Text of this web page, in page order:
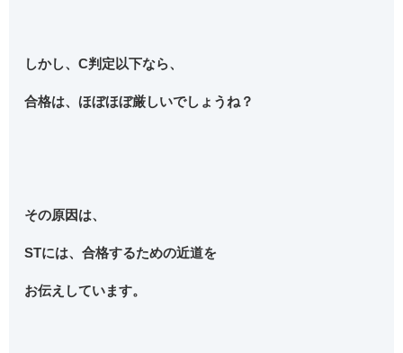
しかし、C判定以下なら、
合格は、ほぼほぼ厳しいでしょうね？
その原因は、
STには、合格するための近道を
お伝えしています。